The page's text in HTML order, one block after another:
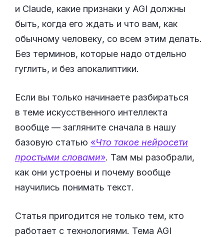
и Claude, какие признаки у AGI должны
быть, когда его ждать и что вам, как
обычному человеку, со всем этим делать.
Без терминов, которые надо отдельно
гуглить, и без апокалиптики.
Если вы только начинаете разбираться
в теме искусственного интеллекта
вообще — загляните сначала в нашу
базовую статью «Что такое нейросети
простыми словами». Там мы разобрали,
как они устроены и почему вообще
научились понимать текст.
Статья пригодится не только тем, кто
работает с технологиями. Тема AGI